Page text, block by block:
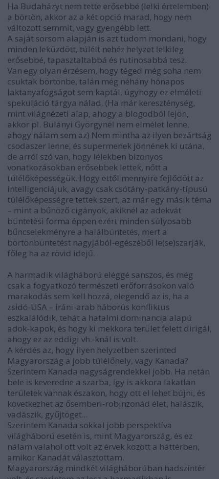
Ha Budaházyt nem tette erősebbé (lelki értelemben)
a börtön, akkor az a két opció marad, hogy nem
változott semmit, vagy gyengébb lett.
A saját sorsom alapján is azt tudom mondani, hogy
minden leküzdött, túlélt nehéz helyzet lelkileg
erősebbé, tapasztaltabbá és rutinosabbá tesz.
Van egy olyan érzésem, hogy téged még soha nem
csuktak börtönbe, talán még néhány hónapos
laktanyafogságot sem kaptál, úgyhogy ez elméleti
spekuláció tárgya nálad. (Ha már kereszténység,
mint világnézeti alap, ahogy a blogodból lejön,
akkor pl. Bulányi Györgynél nem elmélet lenne,
ahogy nálam sem az) Nem mintha az ilyen bezártság
csodaszer lenne, és supermenek jönnének ki utána,
de arról szó van, hogy lélekben bizonyos
vonatkozásokban erősebbek lettek, nőtt a
túlélőképességük. Hogy ettől mennyire fejlődött az
intelligenciájuk, avagy csak csótány-patkány-típusú
túlélőképességre tettek szert, az már egy másik téma
– mint a bűnöző cigányok, akiknél az adekvát
büntetési forma éppen ezért minden súlyosabb
bűncselekményre a halálbüntetés, mert a
börtönbüntetést nagyjából-egészéből le(se)szarják,
főleg ha az rövid idejű.
A harmadik világháború eléggé sanszos, és még
csak a fogyatkozó természeti erőforrásokon való
marakodás sem kell hozzá, elegendő az is, ha a
zsidó-USA – iráni-arab háborús konfliktus
eszkalálódik, tehát a hatalmi dominancia alapú
adok-kapok, és hogy ki mekkora terület felett dirigál,
ahogy ez az eddigi vh.-knál is volt.
A kérdés az, hogy ilyen helyzetben szerinted
Magyarország a jobb túlélőhely, vagy Kanada?
Szerintem Kanada nagyságrendekkel jobb. Ha netán
bele is keveredne a szarba, így is akkora lakatlan
területek vannak északon, hogy ott el lehet bújni, és
következhet az ősemberi-robinzonád élet, halászik,
vadászik, gyűjtöget...
Szerintem Kanada sokkal jobb perspektíva
világháború esetén is, mint Magyarország, és ez
nálam valahol ott volt az érvek között a háttérben,
amikor Kanadát választottam.
Magyarország mindkét világháborúban hadszíntér